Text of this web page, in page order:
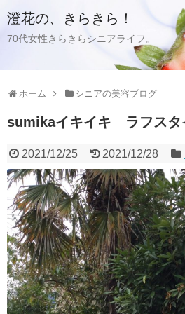
澄花の、きらきら！
70代女性きらきらシニアライフ。
ホーム シニアの美容ブログ
sumikaイキイキ ラフス
2021/12/25 2021/12/28